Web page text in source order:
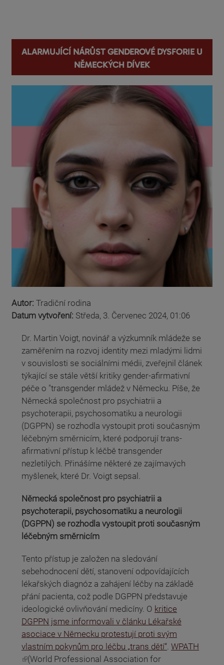
Alarmující nárůst genderové dysforie u
německých dívek
Autor: Tradiční rodina
Datum vytvoření: Středa, 3. Červenec 2024, 01:06
Dr. Martin Voigt, novinář a výzkumník mládeže se
zaměřením na rozvoj identity mezi mladými lidmi
v souvislosti se sociálními médii, zveřejnil článek
týkající se stále větší kritiky gender-afirmativní
péče o "transgender mládež v Německu. Píše, že
Německá společnost pro psychiatrii a
psychoterapii, psychosomatiku a neurologii
(DGPPN) se rozhodla vystoupit proti současným
léčebným směrnicím, které podporují trans-
afirmativní přístup k léčbě transgender
nezletilých. Přinášíme některé ze zajímavých
myšlenek, které Dr. Voigt sepsal.
Německá společnost pro psychiatrii a
psychoterapii, psychosomatiku a neurologii
(DGPPN) se rozhodla vystoupit proti současným
léčebným směrnicím
Tento přístup je založen na sledování
sebehodnocení dětí, stanovení odpovídajících
lékařských diagnóz a zahájení léčby na základě
přání pacienta, což podle DGPPN představuje
ideologické ovlivňování medicíny. O kritice
DGPPN jsme informovali v článku Lékařské
asociace v Německu protestují proti svým
vlastním pokynům pro léčbu „trans dětí“. WPATH
(odkaz je externí)
(World Professional Association for